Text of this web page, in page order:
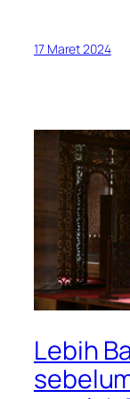
17 Maret 2024
Lebih